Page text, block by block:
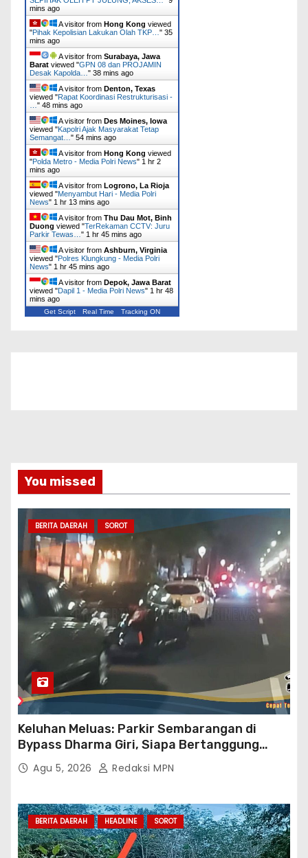
mins ago
A visitor from Hong Kong viewed
"Pihak Kepolisian Lakukan Olah TKP… " 35
mins ago
A visitor from Surabaya, Jawa
Barat viewed "GPN 08 dan PROJAMIN
Desak Kapolda… " 38 mins ago
A visitor from Denton, Texas
viewed "Rapat Koordinasi Restrukturisasi -
" 48 mins ago
A visitor from Des Moines, Iowa
viewed "Kapolri Ajak Masyarakat Tetap
Semangat… " 54 mins ago
A visitor from Hong Kong viewed
"Polda Metro - Media Polri News" 1 hr 2
mins ago
A visitor from Logrono, La Rioja
viewed "Menyambut Hari - Media Polri
News" 1 hr 13 mins ago
A visitor from Thu Dau Mot, Binh
Duong viewed "‎TerRekaman CCTV: Juru
Parkir Tewas… " 1 hr 45 mins ago
A visitor from Ashburn, Virginia
viewed "Polres Klungkung - Media Polri
News" 1 hr 45 mins ago
A visitor from Depok, Jawa Barat
viewed "Dapil 1 - Media Polri News" 1 hr 48
mins ago
Get Script Real Time Tracking ON
You missed
BERITA DAERAH SOROT
Keluhan Meluas: Parkir Sembarangan di
Bypass Dharma Giri, Siapa Bertanggung
Jawab?
Agu 5, 2026 Redaksi MPN
BERITA DAERAH HEADLINE SOROT